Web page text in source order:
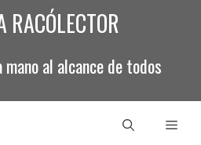
RACÓLECTOR
al alcance de todos